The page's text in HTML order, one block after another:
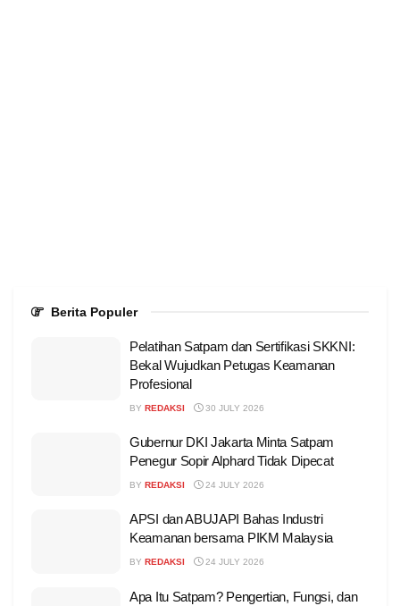
Berita Populer
Pelatihan Satpam dan Sertifikasi SKKNI:
Bekal Wujudkan Petugas Keamanan
Profesional
BY REDAKSI 30 JULY 2026
Gubernur DKI Jakarta Minta Satpam
Penegur Sopir Alphard Tidak Dipecat
BY REDAKSI 24 JULY 2026
APSI dan ABUJAPI Bahas Industri
Keamanan bersama PIKM Malaysia
BY REDAKSI 24 JULY 2026
Apa Itu Satpam? Pengertian, Fungsi, dan